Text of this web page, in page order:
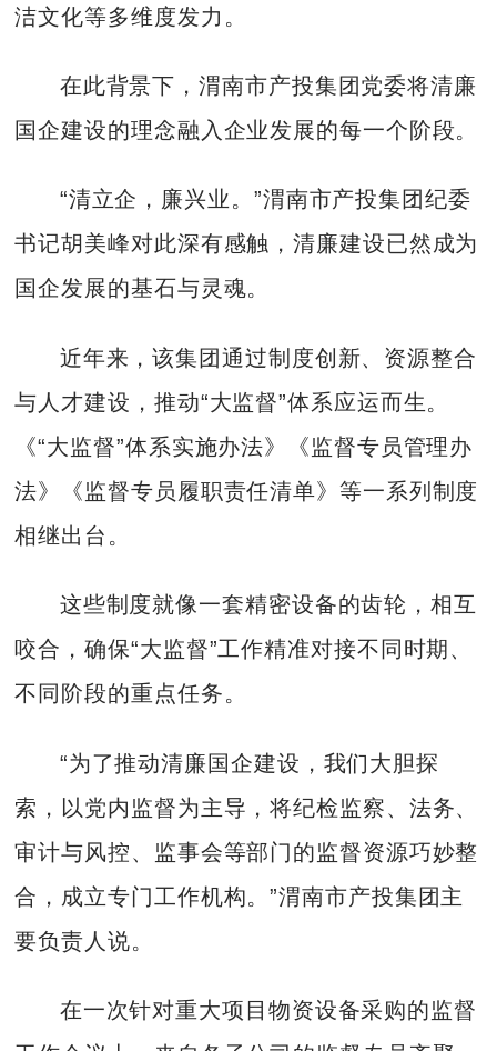
洁文化等多维度发力。
在此背景下，渭南市产投集团党委将清廉
国企建设的理念融入企业发展的每一个阶段。
“清立企，廉兴业。”渭南市产投集团纪委
书记胡美峰对此深有感触，清廉建设已然成为
国企发展的基石与灵魂。
近年来，该集团通过制度创新、资源整合
与人才建设，推动“大监督”体系应运而生。
《“大监督”体系实施办法》《监督专员管理办
法》《监督专员履职责任清单》等一系列制度
相继出台。
这些制度就像一套精密设备的齿轮，相互
咬合，确保“大监督”工作精准对接不同时期、
不同阶段的重点任务。
“为了推动清廉国企建设，我们大胆探
索，以党内监督为主导，将纪检监察、法务、
审计与风控、监事会等部门的监督资源巧妙整
合，成立专门工作机构。”渭南市产投集团主
要负责人说。
在一次针对重大项目物资设备采购的监督